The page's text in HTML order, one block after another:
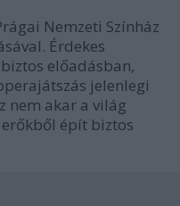
Nemzeti Színház
Érdekes
előadásban,
jelenlegi
nem akar a világ
épít biztos